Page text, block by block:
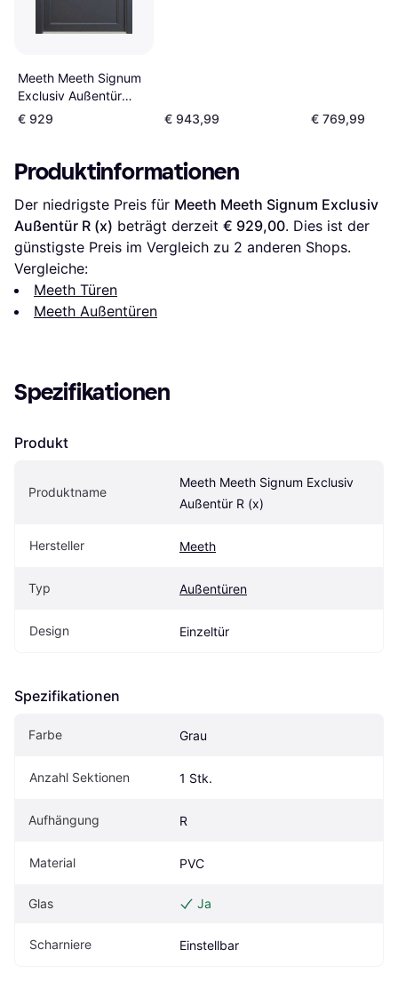
Meeth Meeth Signum
Exclusiv Außentür
Klarglas R (x200cm)
€ 929 € 943,99 € 769,99
Produktinformationen
Der niedrigste Preis für Meeth Meeth Signum Exclusiv
Außentür R (x) beträgt derzeit € 929,00. Dies ist der
günstigste Preis im Vergleich zu 2 anderen Shops.
Vergleiche:
Meeth Türen
Meeth Außentüren
Spezifikationen
Produkt
Produktname
Meeth Meeth Signum Exclusiv
Außentür R (x)
Hersteller Meeth
Typ Außentüren
Design Einzeltür
Spezifikationen
Farbe Grau
Anzahl Sektionen 1 Stk.
Aufhängung R
Material PVC
Glas Ja
Scharniere Einstellbar